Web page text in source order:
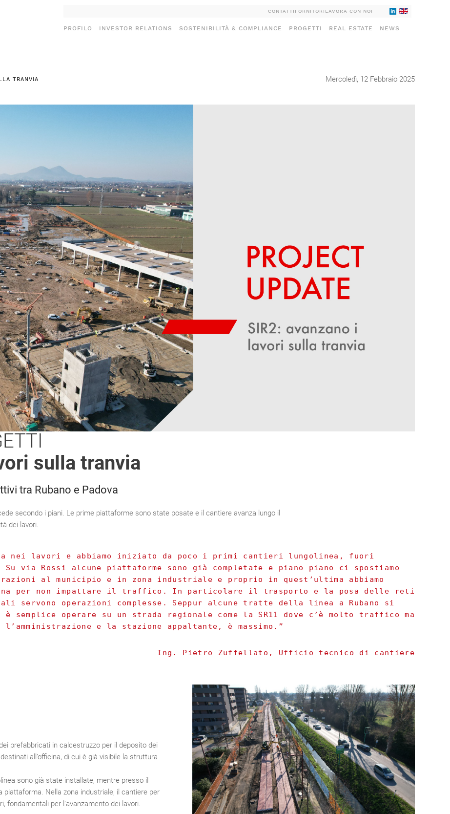
PROFILO INVESTOR RELATIONS SOSTENIBILITÀ & COMPLIANCE PROGETTI REAL ESTATE NEWS
CONTATTI FORNITORI LAVORA CON NOI
TRANVIA Mercoledì, 12 Febbraio 2025
sulla tranvia
tra Rubano e Padova
secondo i piani. Le prime piattaforme sono state posate e il cantiere avanza lungo il
dei lavori.
nei lavori e abbiamo iniziato da poco i primi cantieri lungolinea, fuori
via Rossi alcune piattaforme sono già completate e piano piano ci spostiamo
al municipio e in zona industriale e proprio in quest’ultima abbiamo
per non impattare il traffico. In particolare il trasporto e la posa delle reti
servono operazioni complesse. Seppur alcune tratte della linea a Rubano si
semplice operare su un strada regionale come la SR11 dove c’è molto traffico ma
e la stazione appaltante, è massimo.”
Ing. Pietro Zuffellato, Ufficio tecnico di cantiere
prefabbricati in calcestruzzo per il deposito dei
all’officina, di cui è già visibile la struttura
sono già state installate, mentre presso il
piattaforma. Nella zona industriale, il cantiere per
fondamentali per l’avanzamento dei lavori.